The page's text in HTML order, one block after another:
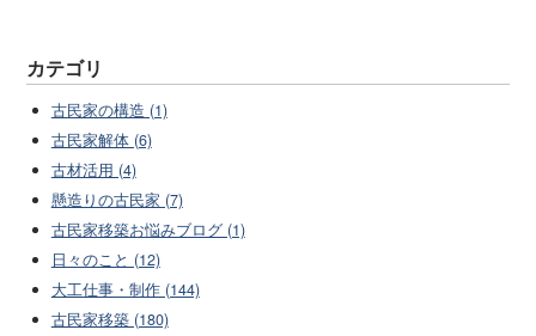
カテゴリ
古民家の構造 (1)
古民家解体 (6)
古材活用 (4)
懸造りの古民家 (7)
古民家移築お悩みブログ (1)
日々のこと (12)
大工仕事・制作 (144)
古民家移築 (180)